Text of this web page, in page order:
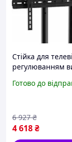
Стійка для
регулюванням
для домашнього
Готово до
4 618₴
6 927 ₴